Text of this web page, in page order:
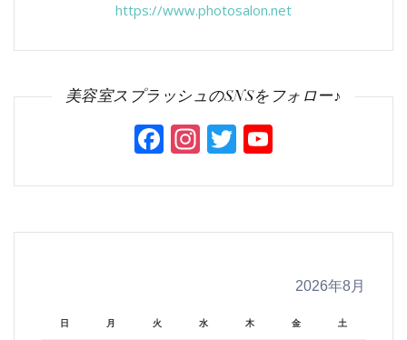
https://www.photosalon.net
美容室スプラッシュのSNSをフォロー♪
Facebook
Instagram
Twitter
2026年8月
日 月 火 水 木 金 土